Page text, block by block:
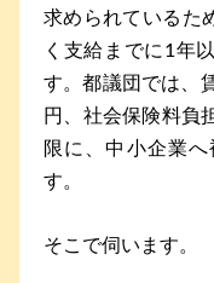
求められているた
く支給までに1年
す。都議団では、
円、社会保険料負
限に、中小企業
す。
そこで伺います。